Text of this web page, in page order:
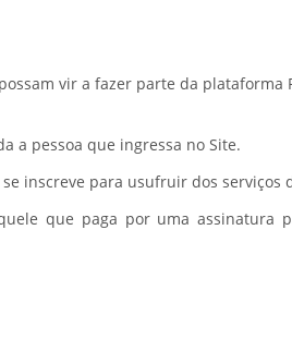
vir a fazer parte da
a pessoa que ingressa no Site.
inscreve para usufruir dos serviços
que paga por uma assinatura